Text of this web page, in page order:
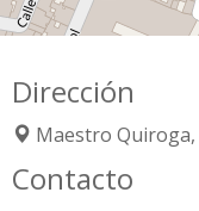
Dirección
Maestro Quiroga,
Contacto